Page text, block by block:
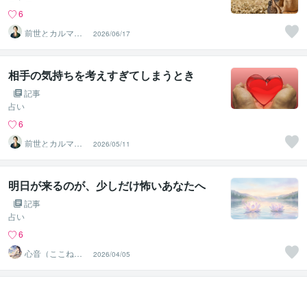
6
前世とカルマの
翻訳者 Haku
2026/06/17
相手の気持ちを考えすぎてしまうとき
記事
占い
6
前世とカルマの
翻訳者 Haku
2026/05/11
明日が来るのが、少しだけ怖いあなたへ
記事
占い
6
心音（ここね）
＠寄り添い守護
鑑定
2026/04/05